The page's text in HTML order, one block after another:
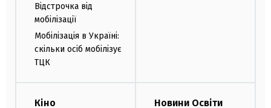
Відстрочка від
мобілізації
Мобілізація в Україні:
скільки осіб мобілізує
ТЦК
Кіно Новини Освіти